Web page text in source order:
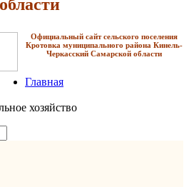
области
Официальный сайт сельского поселения
Кротовка муниципального района Кинель-
Черкасский Самарской области
Главная
хозяйство